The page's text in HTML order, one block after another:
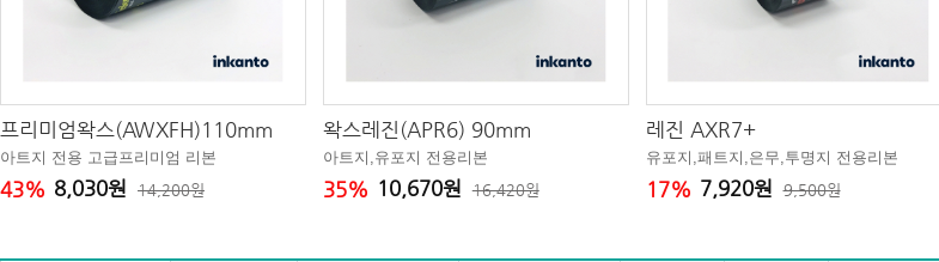
프리미엄왁스(AWXFH)110mm
아트지 전용 고급프리미엄 리본
43% 8,030원 14,200원
왁스레진(APR6) 90mm
아트지,유포지 전용리본
35% 10,670원 16,420원
레진 AXR7+
유포지,패트지,은무,투명지 전용리본
17% 7,920원 9,500원